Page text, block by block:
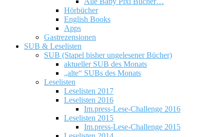
Hörbücher
English Books
Apps
Gastrezensionen
SUB & Leselisten
SUB (Stapel bisher ungelesener Bücher)
aktueller SUB des Monats
„alte“ SUBs des Monats
Leselisten
Leselisten 2017
Leselisten 2016
Im.press-Lese-Challenge 2016
Leselisten 2015
Im.press-Lese-Challenge 2015